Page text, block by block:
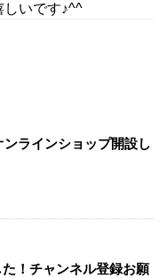
しいです♪^^
ンラインショップ開設し
！チャンネル登録お願